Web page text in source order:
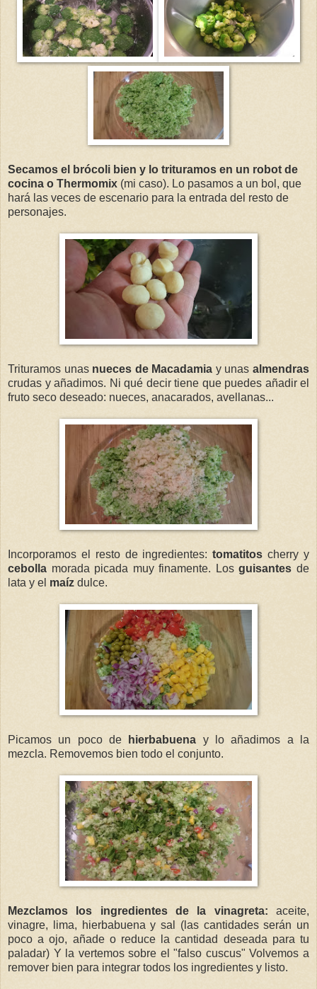
Secamos el brócoli bien y lo trituramos en un robot de
cocina o Thermomix (mi caso). Lo pasamos a un bol, que
hará las veces de escenario para la entrada del resto de
personajes.
Trituramos unas nueces de Macadamia y unasalmendras
crudas y añadimos. Ni qué decir tiene que puedes añadir el
fruto seco deseado: nueces, anacarados, avellanas...
Incorporamos el resto de ingredientes:tomatitos cherry y
cebolla morada picada muy finamente. Losguisantes de
lata y el maíz dulce.
Picamos un poco de hierbabuena y lo añadimos a la
mezcla. Removemos bien todo el conjunto.
Mezclamos los ingredientes de la vinagreta: aceite,
vinagre, lima, hierbabuena y sal (las cantidades serán un
poco a ojo, añade o reduce la cantidad deseada para tu
paladar) Y la vertemos sobre el "falso cuscus" Volvemos a
remover bien para integrar todos los ingredientes y listo.